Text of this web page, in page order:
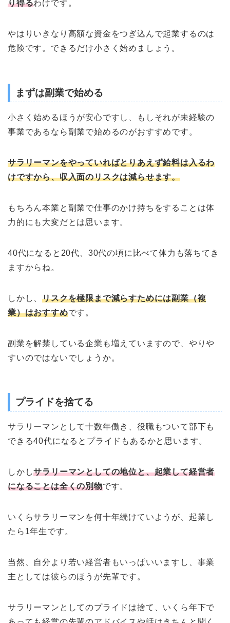
り得るわけです。
やはりいきなり高額な資金をつぎ込んで起業するのは
危険です。できるだけ小さく始めましょう。
まずは副業で始める
小さく始めるほうが安心ですし、もしそれが未経験の
事業であるなら副業で始めるのがおすすめです。
サラリーマンをやっていればとりあえず給料は入るわ
けですから、収入面のリスクは減らせます。
もちろん本業と副業で仕事のかけ持ちをすることは体
力的にも大変だとは思います。
40代になると20代、30代の頃に比べて体力も落ちてき
ますからね。
しかし、リスクを極限まで減らすためには副業（複
業）はおすすめです。
副業を解禁している企業も増えていますので、やりや
すいのではないでしょうか。
プライドを捨てる
サラリーマンとして十数年働き、役職もついて部下も
できる40代になるとプライドもあるかと思います。
しかしサラリーマンとしての地位と、起業して経営者
になることは全くの別物です。
いくらサラリーマンを何十年続けていようが、起業し
たら1年生です。
当然、自分より若い経営者もいっぱいいますし、事業
主としては彼らのほうが先輩です。
サラリーマンとしてのプライドは捨て、いくら年下で